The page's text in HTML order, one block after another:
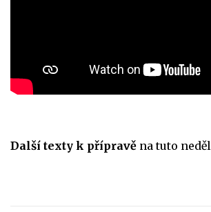
Další texty k přípravě na tuto